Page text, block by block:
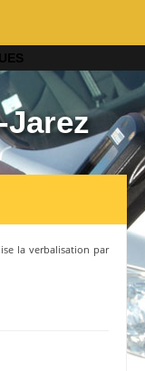
la verbalisation par